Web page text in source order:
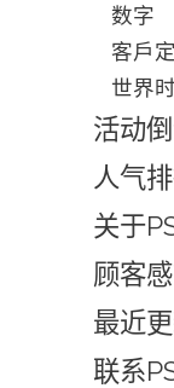
数字
客戶
世界
活动
人气
关于
顾客
最近
联系